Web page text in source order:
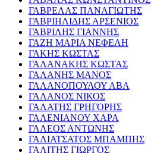
ΓΑΒΡΕΛΑΣ ΠΑΝΑΓΙΩΤΗΣ
ΓΑΒΡΙΗΛΙΔΗΣ ΑΡΣΕΝΙΟΣ
ΓΑΒΡΙΛΗΣ ΓΙΑΝΝΗΣ
ΓΑΖΗ ΜΑΡΙΑ ΝΕΦΕΛΗ
ΓΑΚΗΣ ΚΩΣΤΑΣ
ΓΑΛΑΝΑΚΗΣ ΚΩΣΤΑΣ
ΓΑΛΑΝΗΣ ΜΑΝΟΣ
ΓΑΛΑΝΟΠΟΥΛΟΥ ΑΒΑ
ΓΑΛΑΝΟΣ ΝΙΚΟΣ
ΓΑΛΑΤΗΣ ΓΡΗΓΟΡΗΣ
ΓΑΛΕΝΙΑΝΟΥ ΧΑΡΑ
ΓΑΛΕΟΣ ΑΝΤΩΝΗΣ
ΓΑΛΙΑΤΣΑΤΟΣ ΜΠΑΜΠΗΣ
ΓΑΛΙΤΗΣ ΓΙΩΡΓΟΣ